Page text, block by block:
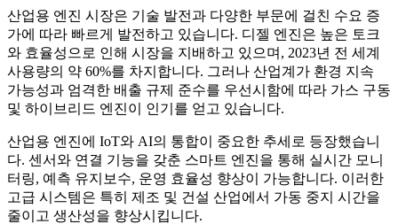
산업용 엔진 시장은 기술 발전과 다양한 부문에 걸친 수요 증
가에 따라 빠르게 발전하고 있습니다. 디젤 엔진은 높은 토크
와 효율성으로 인해 시장을 지배하고 있으며, 2023년 전 세계
사용량의 약 60%를 차지합니다. 그러나 산업계가 환경 지속
가능성과 엄격한 배출 규제 준수를 우선시함에 따라 가스 구동
및 하이브리드 엔진이 인기를 얻고 있습니다.
산업용 엔진에 IoT와 AI의 통합이 중요한 추세로 등장했습니
다. 센서와 연결 기능을 갖춘 스마트 엔진을 통해 실시간 모니
터링, 예측 유지보수, 운영 효율성 향상이 가능합니다. 이러한
고급 시스템은 특히 제조 및 건설 산업에서 가동 중지 시간을
줄이고 생산성을 향상시킵니다.